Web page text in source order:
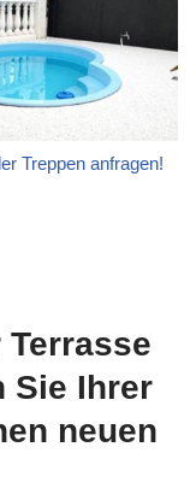
Treppen anfragen!
Sie Ihrer
neuen